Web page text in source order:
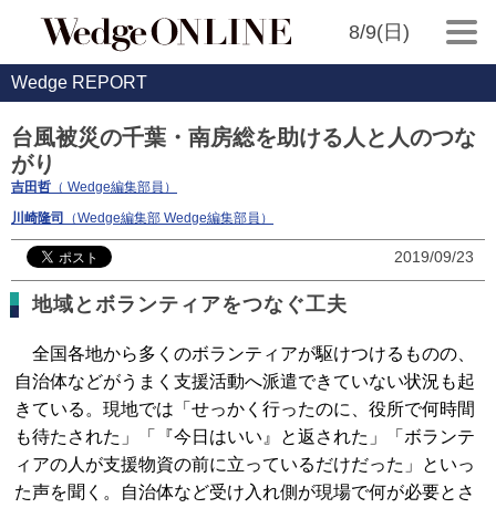
8/9(日)
Wedge REPORT
台風被災の千葉・南房総を助ける人と人のつな
がり
吉田哲 （ Wedge編集部員）
川崎隆司
（Wedge編集部 Wedge編集部員）
2019/09/23
地域とボランティアをつなぐ工夫
全国各地から多くのボランティアが駆けつけるものの、
自治体などがうまく支援活動へ派遣できていない状況も起
きている。現地では「せっかく行ったのに、役所で何時間
も待たされた」「『今日はいい』と返された」「ボランテ
ィアの人が支援物資の前に立っているだけだった」といっ
た声を聞く。自治体など受け入れ側が現場で何が必要とさ